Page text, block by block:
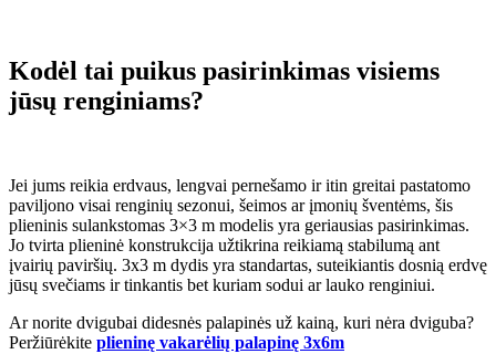
Kodėl tai puikus pasirinkimas visiems
jūsų renginiams?
Jei jums reikia erdvaus, lengvai pernešamo ir itin greitai pastatomo
paviljono visai renginių sezonui, šeimos ar įmonių šventėms, šis
plieninis sulankstomas 3×3 m modelis yra geriausias pasirinkimas.
Jo tvirta plieninė konstrukcija užtikrina reikiamą stabilumą ant
įvairių paviršių. 3x3 m dydis yra standartas, suteikiantis dosnią erdvę
jūsų svečiams ir tinkantis bet kuriam sodui ar lauko renginiui.
Ar norite dvigubai didesnės palapinės už kainą, kuri nėra dviguba?
Peržiūrėkite plieninę vakarėlių palapinę 3x6m